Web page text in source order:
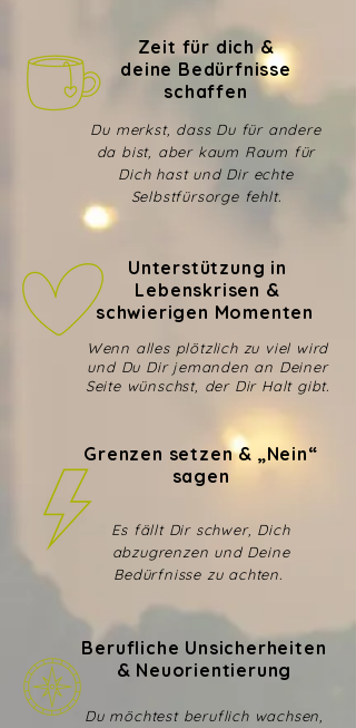
Zeit für dich &
deine Bedürfnisse
schaffen
Du merkst, dass Du für andere
da bist, aber kaum Raum für
Dich hast und Dir echte
Selbstfürsorge fehlt.
Unterstützung in
Lebenskrisen &
schwierigen Momenten
Wenn alles plötzlich zu viel wird
und Du Dir jemanden an Deiner
Seite wünschst, der Dir Halt gibt.
Grenzen setzen & „Nein“
sagen
Es fällt Dir schwer, Dich
abzugrenzen und Deine
Bedürfnisse zu achten.
Berufliche Unsicherheiten
& Neuorientierung
Du möchtest beruflich wachsen,